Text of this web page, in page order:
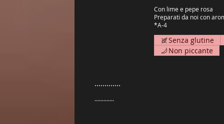
Con lime e pepe rosa
Preparati da noi con
*A-4
Senza glutine
Non piccante
.............
.............